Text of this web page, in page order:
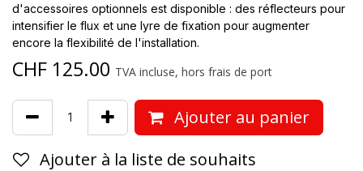
d'accessoires optionnels est disponible : des réflecteurs pour
intensifier le flux et une lyre de fixation pour augmenter
encore la flexibilité de l'installation.
CHF 125.00 TVA incluse, hors frais de port
Ajouter au panier
Ajouter à la liste de souhaits